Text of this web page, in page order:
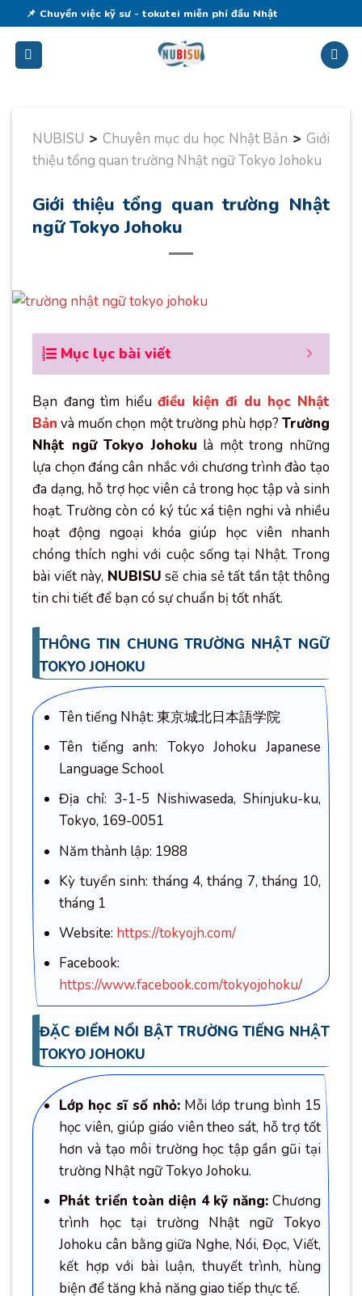
to
content
📌 Chuyển việc kỹ sư - tokutei miễn phí đầu Nhật
NUBISU > Chuyên mục du học Nhật Bản > Giới
thiệu tổng quan trường Nhật ngữ Tokyo Johoku
Giới thiệu tổng quan trường Nhật
ngữ Tokyo Johoku
Mục lục bài viết
Bạn đang tìm hiểuđiều kiện đi du học Nhật
Bản và muốn chọn một trường phù hợp? Trường
Nhật ngữ Tokyo Johoku là một trong những
lựa chọn đáng cân nhắc với chương trình đào tạo
đa dạng, hỗ trợ học viên cả trong học tập và sinh
hoạt. Trường còn có ký túc xá tiện nghi và nhiều
hoạt động ngoại khóa giúp học viên nhanh
chóng thích nghi với cuộc sống tại Nhật. Trong
bài viết này, NUBISU sẽ chia sẻ tất tần tật thông
tin chi tiết để bạn có sự chuẩn bị tốt nhất.
THÔNG TIN CHUNG TRƯỜNG NHẬT NGỮ
TOKYO JOHOKU
Tên tiếng Nhật: 東京城北日本語学院
Tên tiếng anh: Tokyo Johoku Japanese
Language School
Địa chỉ: 3-1-5 Nishiwaseda, Shinjuku-ku,
Tokyo, 169-0051
Năm thành lập: 1988
Kỳ tuyển sinh: tháng 4, tháng 7, tháng 10,
tháng 1
Website: https://tokyojh.com/
Facebook:
https://www.facebook.com/tokyojohoku/
ĐẶC ĐIỂM NỔI BẬT TRƯỜNG TIẾNG NHẬT
TOKYO JOHOKU
Lớp học sĩ số nhỏ:Mỗi lớp trung bình 15
học viên, giúp giáo viên theo sát, hỗ trợ tốt
hơn và tạo môi trường học tập gần gũi tại
trường Nhật ngữ Tokyo Johoku.
Phát triển toàn diện 4 kỹ năng:Chương
trình học tại trường Nhật ngữ Tokyo
Johoku cân bằng giữa Nghe, Nói, Đọc, Viết,
kết hợp với bài luận, thuyết trình, hùng
biện để tăng khả năng giao tiếp thực tế.